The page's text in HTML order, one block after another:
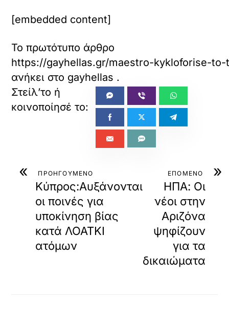
[embedded content]
Το πρωτότυπο άρθρο
https://gayhellas.gr/maestro-kykloforise-
ανήκει στο gayhellas .
« ΠΡΟΗΓΟΥΜΕΝΟ
Κύπρος:Αυξάνονται
οι ποινές για
υποκίνηση βίας
κατά ΛΟΑΤΚΙ
ατόμων
»
ΕΠΟΜΕΝΟ
ΗΠΑ: Οι
νέοι στην
Αριζόνα
ψηφίζουν
για τα
δικαιώματα